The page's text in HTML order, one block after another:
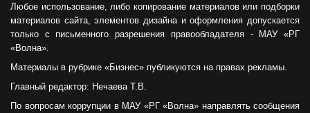
Любое использование, либо копирование материалов или подборки
материалов сайта, элементов дизайна и оформления допускается
только с письменного разрешения правообладателя - МАУ «РГ
«Волна».
Материалы в рубрике «Бизнес» публикуются на правах рекламы.
Главный редактор: Нечаева Т.В.
По вопросам коррупции в МАУ «РГ «Волна» направлять сообщения